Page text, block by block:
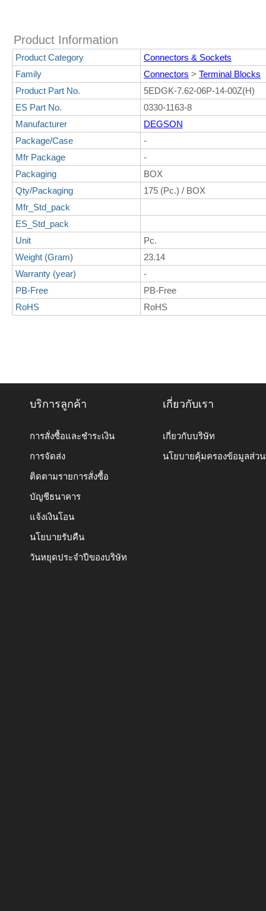
Product Information
Product Category
Connectors & Sockets
Family
Connectors > Terminal Blocks
Product Part No.
5EDGK-7.62-06P-14-00Z(H)
ES Part No.
0330-1163-8
Manufacturer
DEGSON
Package/Case
-
Mfr Package
-
Packaging
BOX
Qty/Packaging
175 (Pc.) / BOX
Mfr_Std_pack
ES_Std_pack
Unit
Pc.
Weight (Gram)
23.14
Warranty (year)
-
PB-Free
PB-Free
RoHS
RoHS
บริการลูกค้า
การสั่งซื้อและชำระเงิน
การจัดส่ง
ติดตามรายการสั่งซื้อ
บัญชีธนาคาร
แจ้งเงินโอน
นโยบายรับคืน
วันหยุดประจำปีของบริษัท
เกี่ยวกับเรา
เกี่ยวกับบริษัท
นโยบายคุ้มครองข้อมูลส่ว